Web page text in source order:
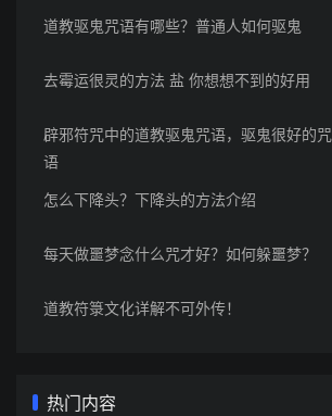
道教驱鬼咒语有哪些？普通人如何驱鬼
去霉运很灵的方法 盐 你想想不到的好用
辟邪符咒中的道教驱鬼咒语，驱鬼很好的咒
语
怎么下降头？下降头的方法介绍
每天做噩梦念什么咒才好？如何躲噩梦？
道教符箓文化详解不可外传！
热门内容